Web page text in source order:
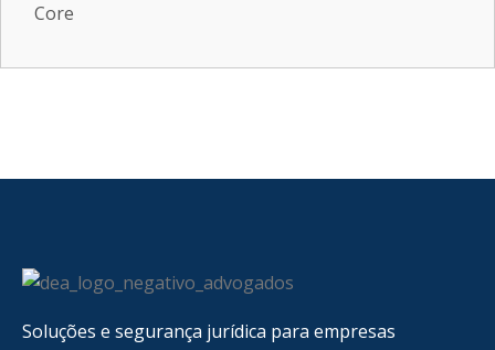
Core
Soluções e segurança jurídica para empresas